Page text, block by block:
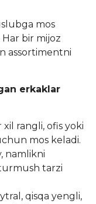
mos
bir mijoz
assortimentni
erkaklar
xil rangli, ofis yoki
mos keladi.
namlikni
tarzi
qisqa yengli,